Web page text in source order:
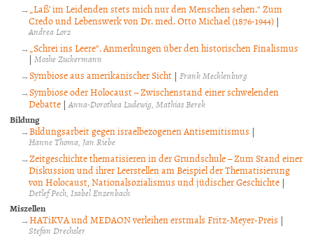
„Laß’ im Leidenden stets mich nur den Menschen sehen.“ Zum
Credo und Lebenswerk von Dr. med. Otto Michael (1876-1944) |
Andrea Lorz
„Schrei ins Leere“. Anmerkungen über den historischen Finalismus
| Moshe Zuckermann
Symbiose aus amerikanischer Sicht |Frank Mecklenburg
Symbiose oder Holocaust – Zwischenstand einer schwelenden
Debatte |Anna-Dorothea Ludewig Mathias Berek
Bildung
Bildungsarbeit gegen israelbezogenen Antisemitismus |
Hanne Thoma Jan Riebe
Zeitgeschichte thematisieren in der Grundschule – Zum Stand einer
Diskussion und ihrer Leerstellen am Beispiel der Thematisierung
von Holocaust, Nationalsozialismus und jüdischer Geschichte |
Detlef Pech Isabel Enzenbach
Miszellen
HATiKVA und MEDAON verleihen erstmals Fritz-Meyer-Preis |
Stefan Drechsler